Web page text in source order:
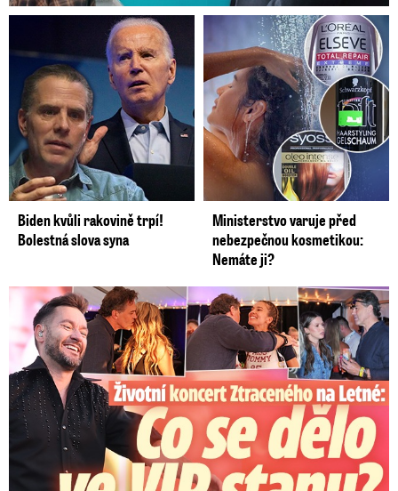
Biden kvůli rakovině trpí!
Bolestná slova syna
Ministerstvo varuje před
nebezpečnou kosmetikou:
Nemáte ji?
Koncert Ztraceného na Letné: Jágr přišel s Dominikou, ale...